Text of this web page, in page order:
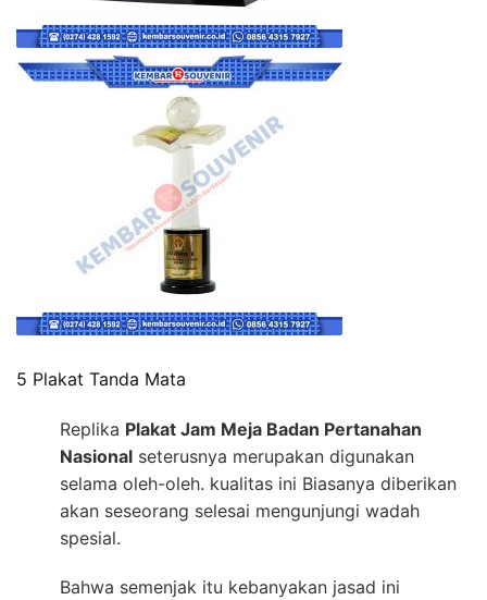
5 Plakat Tanda Mata
Replika Plakat Jam Meja Badan Pertanahan
Nasional seterusnya merupakan digunakan
selama oleh-oleh. kualitas ini Biasanya diberikan
akan seseorang selesai mengunjungi wadah
spesial.
Bahwa semenjak itu kebanyakan jasad ini